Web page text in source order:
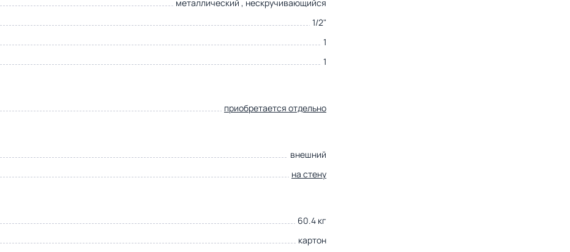
металлический , нескручивающийся
1/2"
1
1
приобретается отдельно
внешний
на стену
60.4 кг
картон